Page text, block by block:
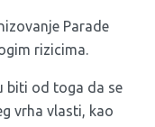
Parade
rizicima.
biti od toga da se
vrha vlasti, kao